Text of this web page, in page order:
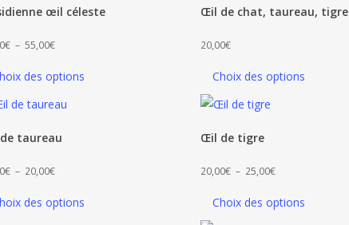
des options
œil céleste
€ – 55,00€Plage
prix :
28,00€
Choix des options
Œil de chat, taureau, tigre
20,00€
des options
taureau
€ – 20,00€Plage
prix :
Choix des options
Œil de tigre
20,00€ – 25,00€Plage
prix :